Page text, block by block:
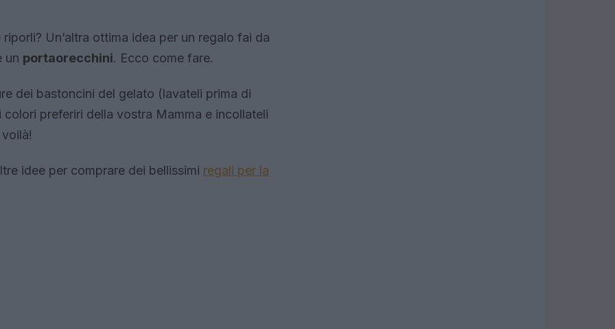
Un’altra ottima idea per un regalo fai da
un portaorecchini. Ecco come fare.
dei bastoncini del gelato (lavateli prima di
preferiri della vostra Mamma e incollateli
idee per comprare dei bellissimi regali per la